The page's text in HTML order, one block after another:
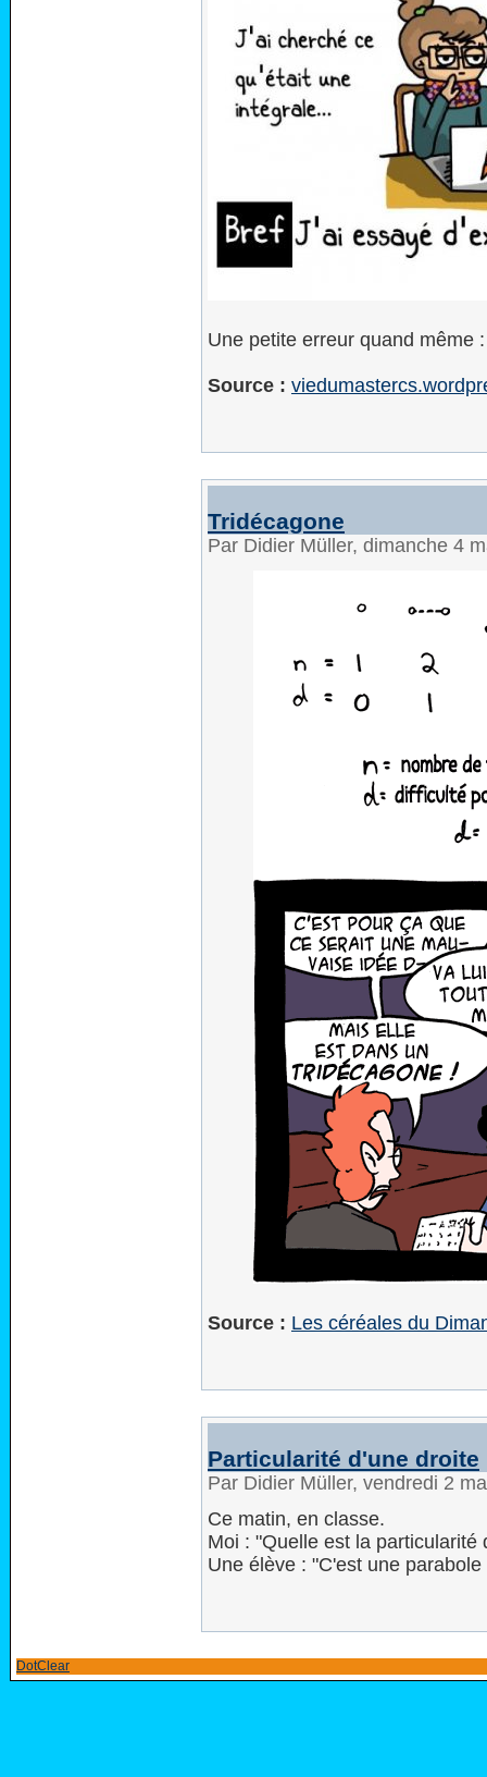
Une petite erreur quand même
Source :
Tridécagone
Par Didier Müller, dimanche 4
Source : Les céréales du
Particularité d'une droite
Par Didier Müller, vendredi 2
Ce matin, en classe.
Moi : "Quelle est la particularité
Une élève : "C'est une parabole
DotClear